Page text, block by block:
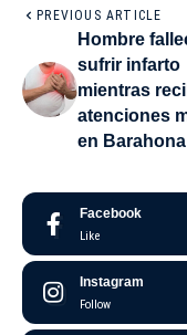
PREVIOUS ARTICLE
Hombre
sufrir infarto
mientras
atenciones
en Barahona
Facebook
Like
Instagram
Follow